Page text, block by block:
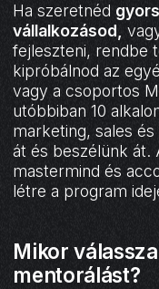
Ha szeretnéd
vállalkozásod,
fejleszteni, rendbe
kipróbálnod az
vagy a csoportos
utóbbiban 10
marketing, sales
át és beszélünk át.
mastermind és
létre a program
Mikor
mentorálást?